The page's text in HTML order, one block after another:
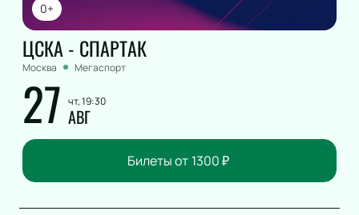
0+
ЦСКА - СПАРТАК
Москва Мегаспорт
27 чт, 19:30
АВГ
Билеты от 1300₽